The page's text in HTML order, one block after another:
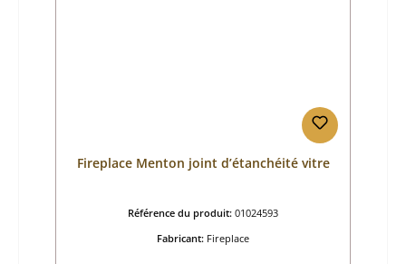
Fireplace Menton joint d’étanchéité vitre
Référence du produit: 01024593
Fabricant: Fireplace